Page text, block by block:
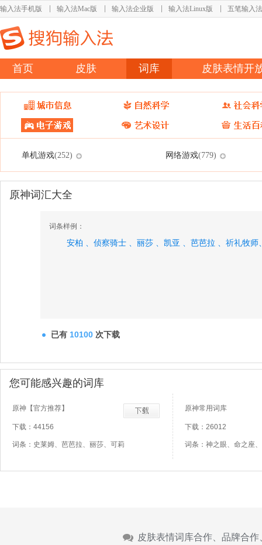
输入法手机版 输入法Mac版 输入法企业版 输入法Linux版 五笔输入法
首页 皮肤 词库 皮肤表情开
单机游戏(252) 网络游戏(779)
原神词汇大全
词条样例：
安柏 、 侦察骑士 、 丽莎 、 凯亚 、 芭芭拉 、 祈礼牧师
已有 10100 次下载
您可能感兴趣的词库
原神【官方推荐】
下载：44156
词条：史莱姆、芭芭拉、丽莎、可莉
原神常用词库
下载：26012
词条：神之眼、命之座
皮肤表情词库合作、品牌合